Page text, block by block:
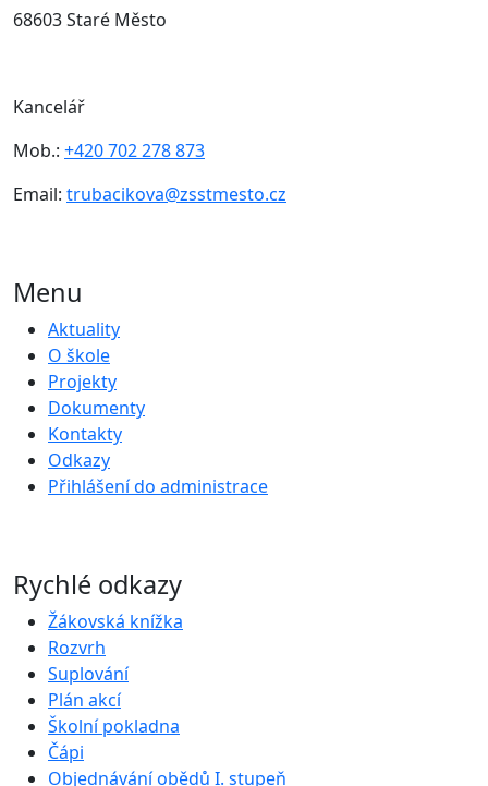
68603 Staré Město
Kancelář
Mob.: +420 702 278 873
Email: trubacikova@zsstmesto.cz
Menu
Aktuality
O škole
Projekty
Dokumenty
Kontakty
Odkazy
Přihlášení do administrace
Rychlé odkazy
Žákovská knížka
Rozvrh
Suplování
Plán akcí
Školní pokladna
Čápi
Objednávání obědů I. stupeň